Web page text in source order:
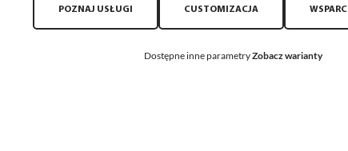
POZNAJ USŁUGI CUSTOMIZACJA
Dostępne inne parametryZobacz warianty